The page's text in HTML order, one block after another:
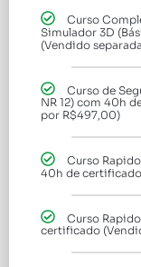
Curso
Simulador 3D
(Vendido
Curso de
NR 12) com 40h
por R$497,00)
Curso
40h de
Curso
certificado